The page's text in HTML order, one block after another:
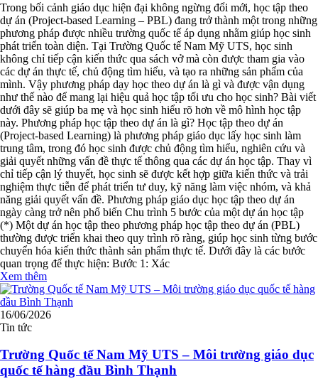
Trong bối cảnh giáo dục hiện đại không ngừng đổi mới, học tập theo
dự án (Project-based Learning – PBL) đang trở thành một trong những
phương pháp được nhiều trường quốc tế áp dụng nhằm giúp học sinh
phát triển toàn diện. Tại Trường Quốc tế Nam Mỹ UTS, học sinh
không chỉ tiếp cận kiến thức qua sách vở mà còn được tham gia vào
các dự án thực tế, chủ động tìm hiểu, và tạo ra những sản phẩm của
mình. Vậy phương pháp dạy học theo dự án là gì và được vận dụng
như thế nào để mang lại hiệu quả học tập tối ưu cho học sinh? Bài viết
dưới đây sẽ giúp ba mẹ và học sinh hiểu rõ hơn về mô hình học tập
này. Phương pháp học tập theo dự án là gì? Học tập theo dự án
(Project-based Learning) là phương pháp giáo dục lấy học sinh làm
trung tâm, trong đó học sinh được chủ động tìm hiểu, nghiên cứu và
giải quyết những vấn đề thực tế thông qua các dự án học tập. Thay vì
chỉ tiếp cận lý thuyết, học sinh sẽ được kết hợp giữa kiến thức và trải
nghiệm thực tiễn để phát triển tư duy, kỹ năng làm việc nhóm, và khả
năng giải quyết vấn đề. Phương pháp giáo dục học tập theo dự án
ngày càng trở nên phổ biến Chu trình 5 bước của một dự án học tập
(*) Một dự án học tập theo phương pháp học tập theo dự án (PBL)
thường được triển khai theo quy trình rõ ràng, giúp học sinh từng bước
chuyển hóa kiến thức thành sản phẩm thực tế. Dưới đây là các bước
quan trọng để thực hiện: Bước 1: Xác
Xem thêm
16/06/2026
Tin tức
Trường Quốc tế Nam Mỹ UTS – Môi trường giáo dục
quốc tế hàng đầu Bình Thạnh